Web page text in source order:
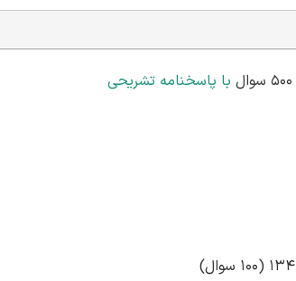
با پاسخنامه تشریحی